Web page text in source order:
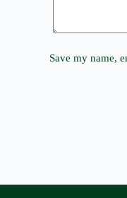
Save my name,